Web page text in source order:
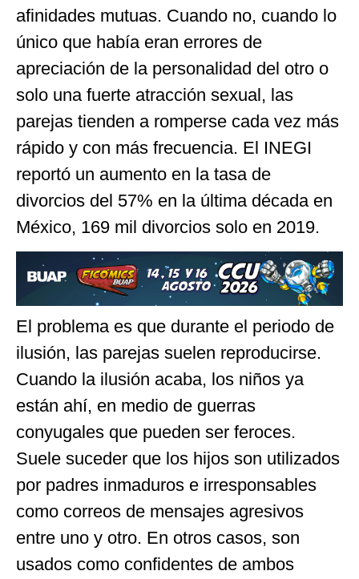
afinidades mutuas. Cuando no, cuando lo
único que había eran errores de
apreciación de la personalidad del otro o
solo una fuerte atracción sexual, las
parejas tienden a romperse cada vez más
rápido y con más frecuencia. El INEGI
reportó un aumento en la tasa de
divorcios del 57% en la última década en
México, 169 mil divorcios solo en 2019.
El problema es que durante el periodo de
ilusión, las parejas suelen reproducirse.
Cuando la ilusión acaba, los niños ya
están ahí, en medio de guerras
conyugales que pueden ser feroces.
Suele suceder que los hijos son utilizados
por padres inmaduros e irresponsables
como correos de mensajes agresivos
entre uno y otro. En otros casos, son
usados como confidentes de ambos